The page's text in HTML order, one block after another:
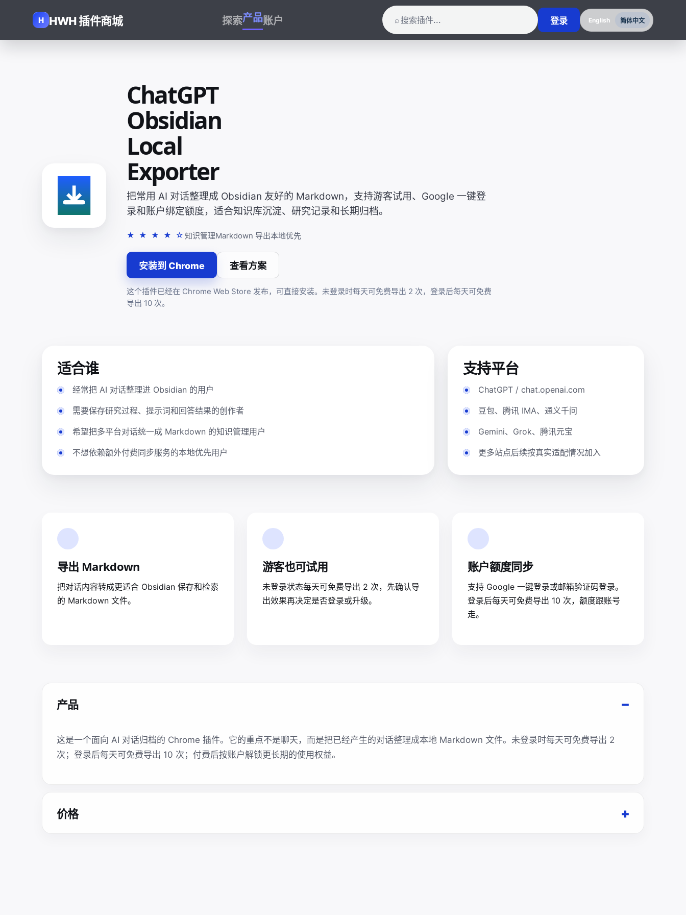
H HWH 插件商城 探索产品账户 ⌕ 登录 English 简体中文
ChatGPT
Obsidian
Local
Exporter
把常用 AI 对话整理成 Obsidian 友好的 Markdown，支持游客试用、Google 一键登
录和账户绑定额度，适合知识库沉淀、研究记录和长期归档。
★ ★ ★ ★ ☆ 知识管理Markdown 导出本地优先
安装到 Chrome 查看方案
这个插件已经在 Chrome Web Store 发布，可直接安装。未登录时每天可免费导出 2 次，登录后每天可免费
导出 10 次。
适合谁
经常把 AI 对话整理进 Obsidian 的用户
需要保存研究过程、提示词和回答结果的创作者
希望把多平台对话统一成 Markdown 的知识管理用户
不想依赖额外付费同步服务的本地优先用户
支持平台
ChatGPT / chat.openai.com
豆包、腾讯 IMA、通义千问
Gemini、Grok、腾讯元宝
更多站点后续按真实适配情况加入
导出 Markdown
把对话内容转成更适合 Obsidian 保存和检索
的 Markdown 文件。
游客也可试用
未登录状态每天可免费导出 2 次，先确认导
出效果再决定是否登录或升级。
账户额度同步
支持 Google 一键登录或邮箱验证码登录。
登录后每天可免费导出 10 次，额度跟账号
走。
产品
这是一个面向 AI 对话归档的 Chrome 插件。它的重点不是聊天，而是把已经产生的对话整理成本地 Markdown 文件。未登录时每天可免费导出 2
次；登录后每天可免费导出 10 次；付费后按账户解锁更长期的使用权益。
价格